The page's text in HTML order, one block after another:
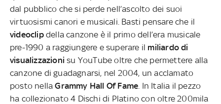
dal pubblico che si perde nell’ascolto dei suoi
virtuosismi canori e musicali. Basti pensare che il
videoclipdella canzone è il primo dell’era musicale
pre-1990 a raggiungere e superare il miliardo di
visualizzazioni su YouTube oltre che permettere alla
canzone di guadagnarsi, nel 2004, un acclamato
posto nellaGrammy Hall Of Fame . In Italia il pezzo
ha collezionato 4 Dischi di Platino con oltre 200mila